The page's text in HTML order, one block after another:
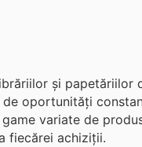
și papetăriilor
oportunități
variate de
fiecărei achiziții.